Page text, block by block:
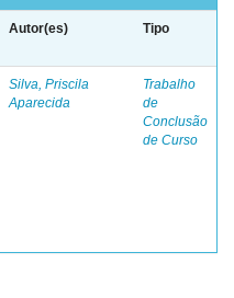
Autor(es) Tipo
Silva, Priscila
Aparecida
Trabalho
de
Conclusão
de Curso